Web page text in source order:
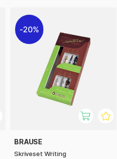
20%
BRAUSE
Skriveset Writing